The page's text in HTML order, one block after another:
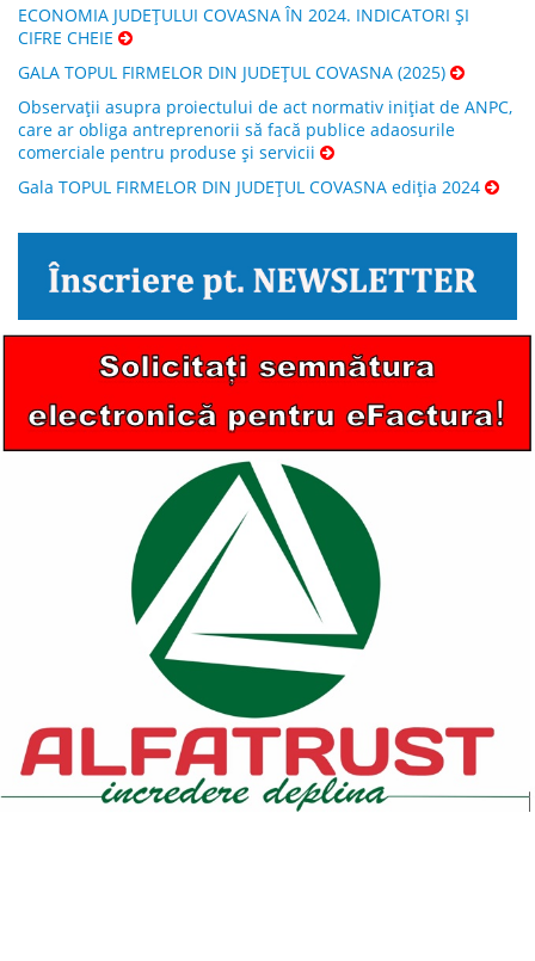
ECONOMIA JUDEȚULUI COVASNA ÎN 2024. INDICATORI ȘI
CIFRE CHEIE
GALA TOPUL FIRMELOR DIN JUDEȚUL COVASNA (2025)
Observații asupra proiectului de act normativ inițiat de ANPC,
care ar obliga antreprenorii să facă publice adaosurile
comerciale pentru produse și servicii
Gala TOPUL FIRMELOR DIN JUDEȚUL COVASNA ediția 2024